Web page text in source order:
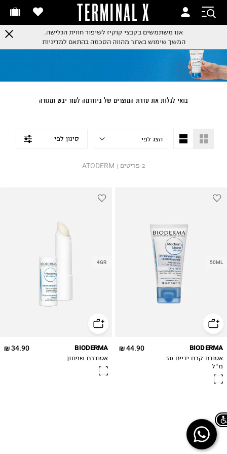
TERMINAL X
אנו משתמשים בקבצי קוקיז לשיפור חווית הגלישה.
המשך שימוש באתר מהווה הסכמה בהתאם למדיניות
בואי לגלות את סדרת המוצרים של ביודרמה לעור יבש ומגורה
סינון לפי
2 פריטים |
ATODERM
50ML
44.90 ₪ BIODERMA
אטודם קרם ידיים 50
מ״ל
4GR
34.90 ₪ BIODERMA
אטודרם שפתון
Chat on WhatsApp